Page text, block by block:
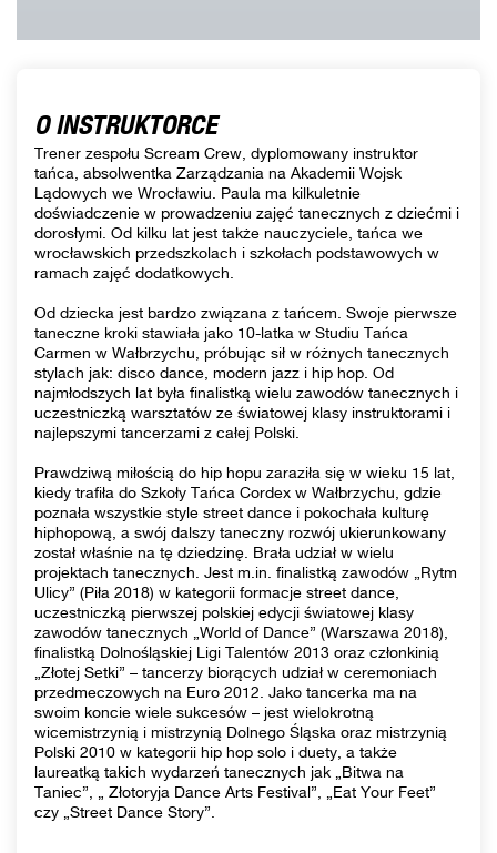
O INSTRUKTORCE
Trener zespołu Scream Crew, dyplomowany instruktor
tańca, absolwentka Zarządzania na Akademii Wojsk
Lądowych we Wrocławiu. Paula ma kilkuletnie
doświadczenie w prowadzeniu zajęć tanecznych z dziećmi i
dorosłymi. Od kilku lat jest także nauczyciele, tańca we
wrocławskich przedszkolach i szkołach podstawowych w
ramach zajęć dodatkowych.
Od dziecka jest bardzo związana z tańcem. Swoje pierwsze
taneczne kroki stawiała jako 10-latka w Studiu Tańca
Carmen w Wałbrzychu, próbując sił w różnych tanecznych
stylach jak: disco dance, modern jazz i hip hop. Od
najmłodszych lat była finalistką wielu zawodów tanecznych i
uczestniczką warsztatów ze światowej klasy instruktorami i
najlepszymi tancerzami z całej Polski.
Prawdziwą miłością do hip hopu zaraziła się w wieku 15 lat,
kiedy trafiła do Szkoły Tańca Cordex w Wałbrzychu, gdzie
poznała wszystkie style street dance i pokochała kulturę
hiphopową, a swój dalszy taneczny rozwój ukierunkowany
został właśnie na tę dziedzinę. Brała udział w wielu
projektach tanecznych. Jest m.in. finalistką zawodów „Rytm
Ulicy” (Piła 2018) w kategorii formacje street dance,
uczestniczką pierwszej polskiej edycji światowej klasy
zawodów tanecznych „World of Dance” (Warszawa 2018),
finalistką Dolnośląskiej Ligi Talentów 2013 oraz członkinią
„Złotej Setki” – tancerzy biorących udział w ceremoniach
przedmeczowych na Euro 2012. Jako tancerka ma na
swoim koncie wiele sukcesów – jest wielokrotną
wicemistrzynią i mistrzynią Dolnego Śląska oraz mistrzynią
Polski 2010 w kategorii hip hop solo i duety, a także
laureatką takich wydarzeń tanecznych jak „Bitwa na
Taniec”, „ Złotoryja Dance Arts Festival”, „Eat Your Feet”
czy „Street Dance Story”.